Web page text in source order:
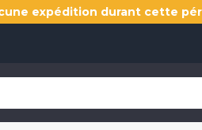
expédition durant cette